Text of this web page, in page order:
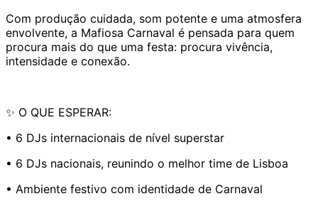
Com produção cuidada, som potente e uma atmosfera
envolvente, a Mafiosa Carnaval é pensada para quem
procura mais do que uma festa: procura vivência,
intensidade e conexão.
✨ O QUE ESPERAR:
• 6 DJs internacionais de nível superstar
• 6 DJs nacionais, reunindo o melhor time de Lisboa
• Ambiente festivo com identidade de Carnaval